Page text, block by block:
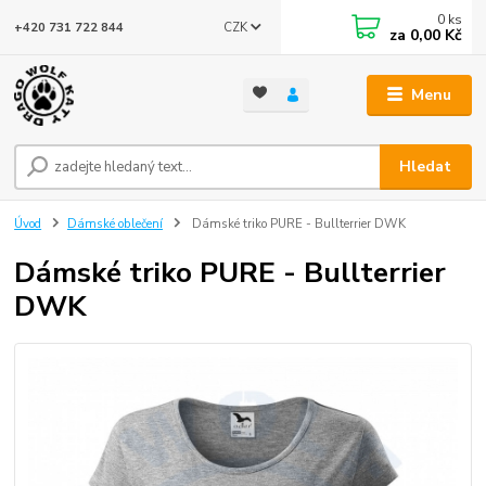
Menu
CZK
Hledat
+420 731 722 844 0 ks
za 0,00 Kč
Úvod Dámské oblečení Dámské triko PURE - Bullterrier DWK
Dámské triko PURE - Bullterrier
DWK